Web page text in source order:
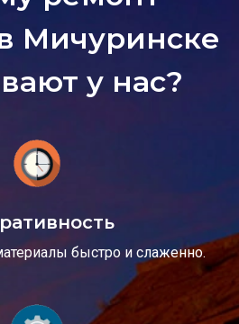
Мичуринске
у нас?
быстро и слаженно.